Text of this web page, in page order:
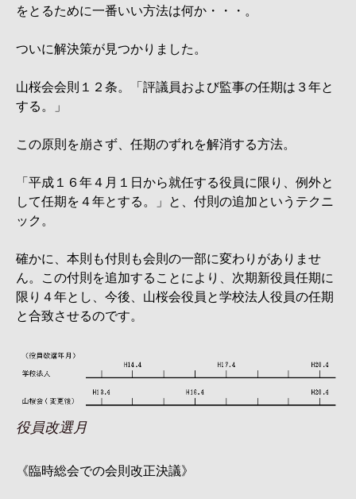
をとるために一番いい方法は何か・・・。
ついに解決策が見つかりました。
山桜会会則１２条。「評議員および監事の任期は３年と
する。」
この原則を崩さず、任期のずれを解消する方法。
「平成１６年４月１日から就任する役員に限り、例外と
して任期を４年とする。」と、付則の追加というテクニ
ック。
確かに、本則も付則も会則の一部に変わりがありませ
ん。この付則を追加することにより、次期新役員任期に
限り４年とし、今後、山桜会役員と学校法人役員の任期
と合致させるのです。
役員改選月
《臨時総会での会則改正決議》